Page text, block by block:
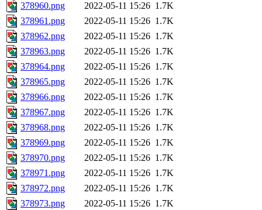
378960.png
2022-05-11 15:26 1.7K
378961.png
2022-05-11 15:26 1.7K
378962.png
2022-05-11 15:26 1.7K
378963.png
2022-05-11 15:26 1.7K
378964.png
2022-05-11 15:26 1.7K
378965.png
2022-05-11 15:26 1.7K
378966.png
2022-05-11 15:26 1.7K
378967.png
2022-05-11 15:26 1.7K
378968.png
2022-05-11 15:26 1.7K
378969.png
2022-05-11 15:26 1.7K
378970.png
2022-05-11 15:26 1.7K
378971.png
2022-05-11 15:26 1.7K
378972.png
2022-05-11 15:26 1.7K
378973.png
2022-05-11 15:26 1.7K